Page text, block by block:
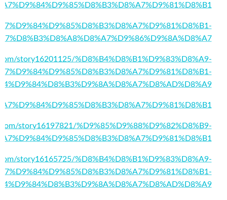
story16201125/%D8%B4%D8%B1%D9%83%D8%A9-
story16197821/%D9%85%D9%88%D9%82%D8%B9-
story16165725/%D8%B4%D8%B1%D9%83%D8%A9-